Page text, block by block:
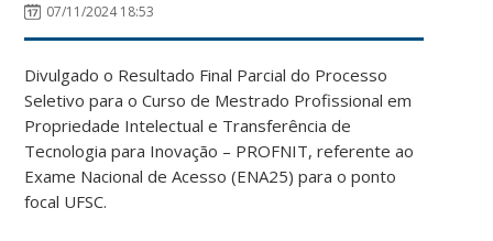
07/11/2024 18:53
Divulgado o Resultado Final Parcial do Processo
Seletivo para o Curso de Mestrado Profissional em
Propriedade Intelectual e Transferência de
Tecnologia para Inovação – PROFNIT, referente ao
Exame Nacional de Acesso (ENA25) para o ponto
focal UFSC.